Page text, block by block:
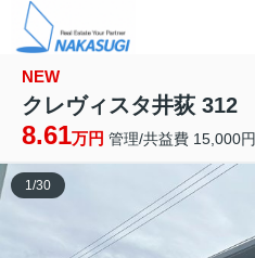
NEW
クレヴィスタ井荻 312
8.61万円 管理/共益費 15,000円
1/30